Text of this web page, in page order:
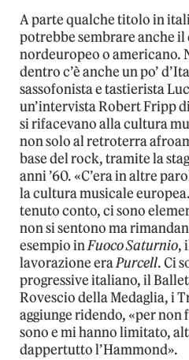
A parte qualche titolo in
potrebbe sembrare anche il
nordeuropeo o americano.
dentro c’è anche un po’
sassofonista e tastierista
un’intervista Robert Fripp
si rifacevano alla cultura
non solo al retroterra
base del rock, tramite la
anni ’60. «C’era in altre
la cultura musicale
tenuto conto, ci sono
non si sentono ma
esempio inFuoco Saturnio,
lavorazione eraPurcell. Ci
progressive italiano, il
Rovescio della Medaglia, i
aggiunge ridendo, «per
sono e mi hanno limitato,
dappertutto l’Hammond».